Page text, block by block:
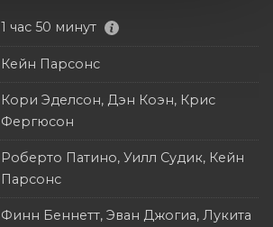
1 час 50 минут
Кейн Парсонс
Кори Эделсон, Дэн Коэн, Крис
Фергюсон
Роберто Патино, Уилл Судик, Кейн
Парсонс
Финн Беннетт, Эван Джогиа, Лукита